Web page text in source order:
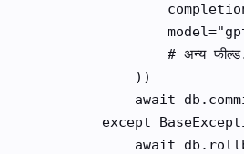
# अन्य
            ))
await
except
await